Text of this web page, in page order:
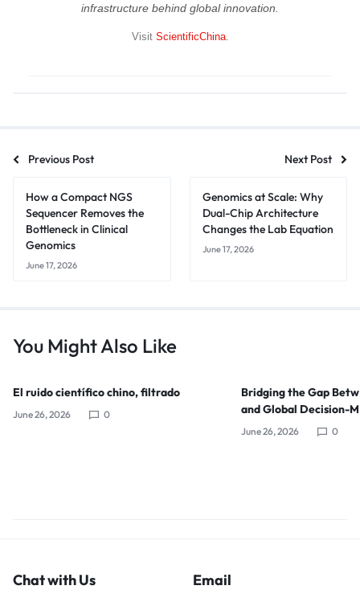
infrastructure behind global innovation.
Visit ScientificChina.
Previous Post Next Post
How a Compact NGS
Sequencer Removes the
Bottleneck in Clinical
Genomics
June 17, 2026
Genomics at Scale: Why
Dual-Chip Architecture
Changes the Lab Equation
June 17, 2026
You Might Also Like
El ruido científico chino, filtrado
June 26, 2026 0
Bridging the Gap
and Global Decision-
June 26, 2026 0
Chat with Us Email